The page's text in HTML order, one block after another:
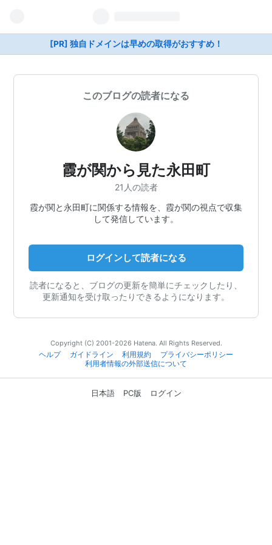
[PR] 独自ドメインは早めの取得がおすすめ！
このブログの読者になる
霞が関から見た永田町
21人の読者
霞が関と永田町に関係する情報を、霞が関の視点で収集
して発信しています。
ログインして読者になる
読者になると、ブログの更新を簡単にチェックしたり、
更新通知を受け取ったりできるようになります。
Copyright (C) 2001-2026 Hatena. All Rights Reserved.
ヘルプ
ガイドライン 利用規約
プライバシーポリシー
利用者情報の外部送信について
日本語 PC版 ログイン